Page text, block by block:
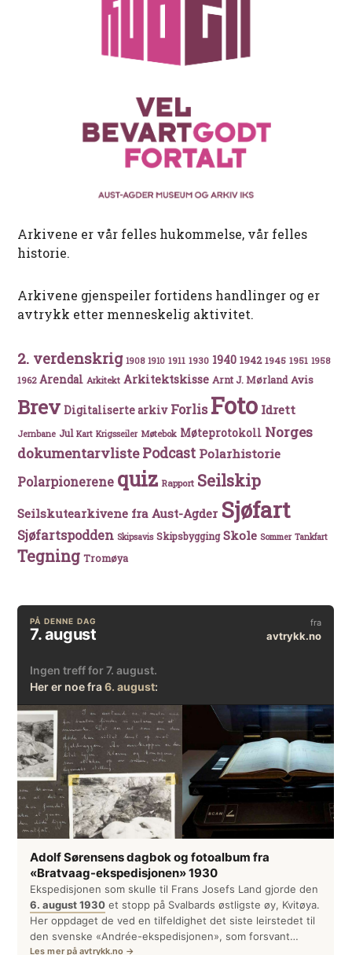
Arkivene er vår felles hukommelse, vår felles
historie.
Arkivene gjenspeiler fortidens handlinger og er
avtrykk etter menneskelig aktivitet.
2. verdenskrig 1908 1910 1911 1930 1940 1942 1945 1951 1958
1962 Arendal Arkitekt Arkitektskisse Arnt J. Mørland Avis
Brev Digitaliserte arkiv Forlis Foto Idrett
Jernbane Jul Kart Krigsseiler Møtebok Møteprotokoll Norges
dokumentarvlistePodcast Polarhistorie
Polarpionerene quiz Rapport Seilskip
Seilskutearkivene fra Aust-Agder Sjøfart
Sjøfartspodden Skipsavis Skipsbygging Skole Sommer Tankfart
Tegning Tromøya